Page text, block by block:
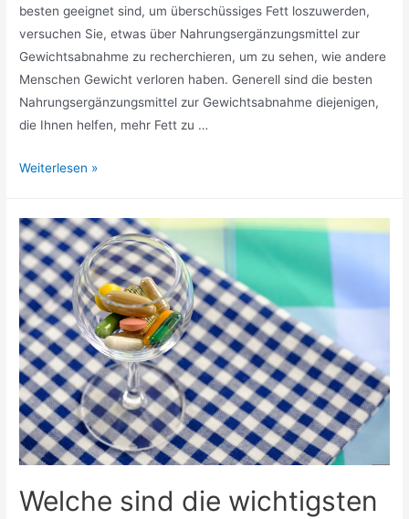
besten geeignet sind, um überschüssiges Fett loszuwerden,
versuchen Sie, etwas über Nahrungsergänzungsmittel zur
Gewichtsabnahme zu recherchieren, um zu sehen, wie andere
Menschen Gewicht verloren haben. Generell sind die besten
Nahrungsergänzungsmittel zur Gewichtsabnahme diejenigen,
die Ihnen helfen, mehr Fett zu …
Supplemente
besten
zum
Abnehmen
Weiterlesen »
Welche sind die wichtigsten